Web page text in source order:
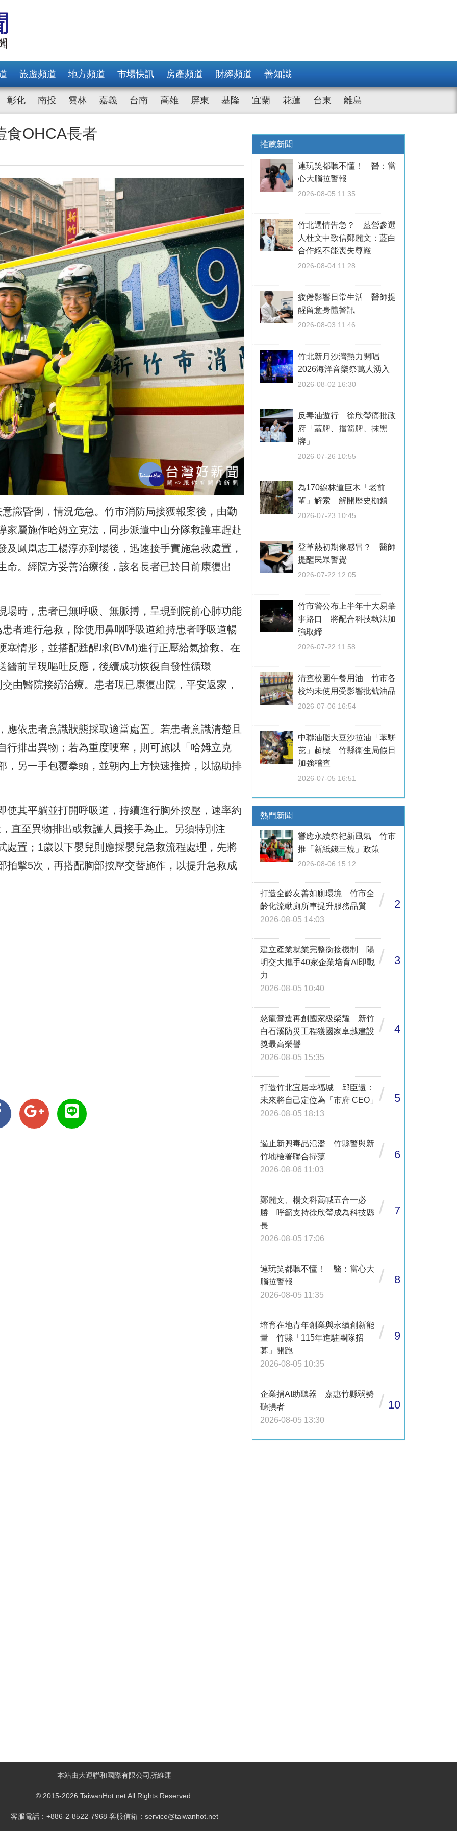
旅遊頻道 地方頻道 市場快訊 房產頻道 財經頻道 善知識
彰化 南投 雲林 嘉義 台南 高雄 屏東 基隆 宜蘭 花蓮 台東 離島
OHCA長者
識昏倒，情況危急。竹市消防局接獲報案後，由勤
家屬施作哈姆立克法，同步派遣中山分隊救護車趕赴
鳳凰志工楊淳亦到場後，迅速接手實施急救處置，
命。經院方妥善治療後，該名長者已於日前康復出
場時，患者已無呼吸、無脈搏，呈現到院前心肺功能
者進行急救，除使用鼻咽呼吸道維持患者呼吸道暢
塞情形，並搭配甦醒球(BVM)進行正壓給氣搶救。在
醫前呈現嘔吐反應，後續成功恢復自發性循環
由醫院接續治療。患者現已康復出院，平安返家，
依患者意識狀態採取適當處置。若患者意識清楚且
行排出異物；若為重度哽塞，則可施以「哈姆立克
，另一手包覆拳頭，並朝內上方快速推擠，以協助排
使其平躺並打開呼吸道，持續進行胸外按壓，速率約
直至異物排出或救護人員接手為止。另須特別注
處置；1歲以下嬰兒則應採嬰兒急救流程處理，先將
拍擊5次，再搭配胸部按壓交替施作，以提升急救成
推薦新聞
連玩笑都聽不懂！ 醫：當
心大腦拉警報
2026-08-05 11:35
竹北選情告急？ 藍營參選
人杜文中致信鄭麗文：藍白
合作絕不能喪失尊嚴
2026-08-04 11:28
疲倦影響日常生活 醫師提
醒留意身體警訊
2026-08-03 11:46
竹北新月沙灣熱力開唱
2026海洋音樂祭萬人湧入
2026-08-02 16:30
反毒油遊行 徐欣瑩痛批政
府「蓋牌、擋箭牌、抹黑
牌」
2026-07-26 10:55
為170線林道巨木「老前
輩」解索 解開歷史枷鎖
2026-07-23 10:45
登革熱初期像感冒？ 醫師
提醒民眾警覺
2026-07-22 12:05
竹市警公布上半年十大易肇
事路口 將配合科技執法加
強取締
2026-07-22 11:58
清查校園午餐用油 竹市各
校均未使用受影響批號油品
2026-07-06 16:54
中聯油脂大豆沙拉油「苯駢
芘」超標 竹縣衛生局假日
加強稽查
2026-07-05 16:51
熱門新聞
響應永續祭祀新風氣 竹市
推「新紙錢三燒」政策
2026-08-06 15:12
打造全齡友善如廁環境 竹市全
齡化流動廁所車提升服務品質
2026-08-05 14:03
/ 2
建立產業就業完整銜接機制 陽
明交大攜手40家企業培育AI即戰
力
2026-08-05 10:40
/ 3
慈龍營造再創國家級榮耀 新竹
白石溪防災工程獲國家卓越建設
獎最高榮譽
2026-08-05 15:35
/ 4
打造竹北宜居幸福城 邱臣遠：
未來將自己定位為「市府 CEO」
2026-08-05 18:13
/ 5
遏止新興毒品氾濫 竹縣警與新
竹地檢署聯合掃蕩
2026-08-06 11:03
/ 6
鄭麗文、楊文科高喊五合一必
勝 呼籲支持徐欣瑩成為科技縣
長
2026-08-05 17:06
/ 7
連玩笑都聽不懂！ 醫：當心大
腦拉警報
2026-08-05 11:35
/ 8
培育在地青年創業與永續創新能
量 竹縣「115年進駐團隊招
募」開跑
2026-08-05 10:35
/ 9
企業捐AI助聽器 嘉惠竹縣弱勢
聽損者
2026-08-05 13:30
/ 10
本站由大運聯和國際有限公司所維運
© 2015-2026 TaiwanHot.net All Rights Reserved.
客服電話：+886-2-8522-7968 客服信箱：service@taiwanhot.net